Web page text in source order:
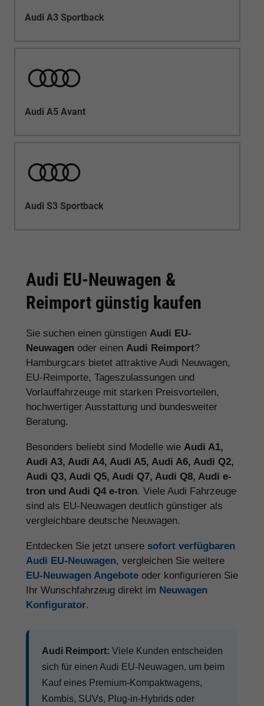
Audi A3 Sportback
Audi A5 Avant
Audi S3 Sportback
Audi EU-Neuwagen &
Reimport günstig kaufen
Sie suchen einen günstigen Audi EU-
Neuwagen oder einen Audi Reimport?
Hamburgcars bietet attraktive Audi Neuwagen,
EU-Reimporte, Tageszulassungen und
Vorlauffahrzeuge mit starken Preisvorteilen,
hochwertiger Ausstattung und bundesweiter
Beratung.
Besonders beliebt sind Modelle wie Audi A1,
Audi A3, Audi A4, Audi A5, Audi A6, Audi Q2,
Audi Q3, Audi Q5, Audi Q7, Audi Q8, Audi e-
tron und Audi Q4 e-tron. Viele Audi Fahrzeuge
sind als EU-Neuwagen deutlich günstiger als
vergleichbare deutsche Neuwagen.
Entdecken Sie jetzt unsere sofort verfügbaren
Audi EU-Neuwagen, vergleichen Sie weitere
EU-Neuwagen Angebote oder konfigurieren Sie
Ihr Wunschfahrzeug direkt im Neuwagen
Konfigurator.
Audi Reimport: Viele Kunden entscheiden
sich für einen Audi EU-Neuwagen, um beim
Kauf eines Premium-Kompaktwagens,
Kombis, SUVs, Plug-in-Hybrids oder